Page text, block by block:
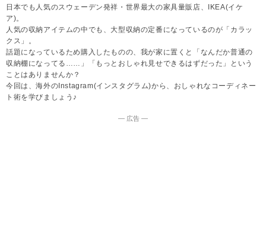
日本でも人気のスウェーデン発祥・世界最大の家具量販店、IKEA(イケ
ア)。
人気の収納アイテムの中でも、大型収納の定番になっているのが「カラッ
クス」。
話題になっているため購入したものの、我が家に置くと「なんだか普通の
収納棚になってる……」「もっとおしゃれ見せできるはずだった」という
ことはありませんか？
今回は、海外のInstagram(インスタグラム)から、おしゃれなコーディネー
ト術を学びましょう♪
― 広告 ―